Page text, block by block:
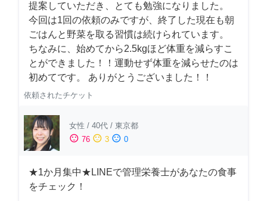
提案していただき、とても勉強になりました。
今回は1回の依頼のみですが、終了した現在も朝
ごはんと野菜を取る習慣は続けられています。
ちなみに、始めてから2.5kgほど体重を減らすこ
とができました！！運動せず体重を減らせたのは
初めてです。 ありがとうございました！！
依頼されたチケット
女性 / 40代 / 東京都
sentiment_satisfied 76 sentiment_neutral 3 sentiment_dissatisfied 0
★1か月集中★LINEで管理栄養士があなたの食事
をチェック！